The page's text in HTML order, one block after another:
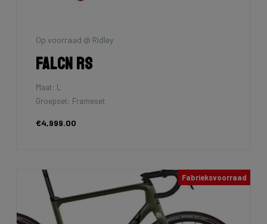
Op voorraad @ Ridley
Falcn RS
Maat: L
Groepset: Frameset
€4,999.00
Fabrieksvoorraad